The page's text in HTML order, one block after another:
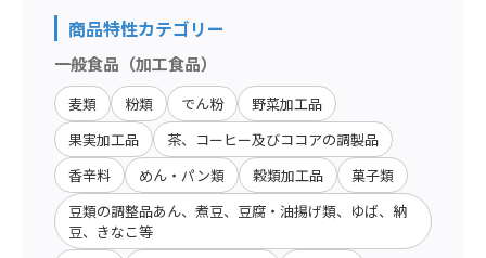
商品特性カテゴリー
一般食品（加工食品）
麦類 粉類 でん粉 野菜加工品
果実加工品 茶、コーヒー及びココアの調製品
香辛料 めん・パン類 穀類加工品 菓子類
豆類の調整品あん、煮豆、豆腐・油揚げ類、ゆば、納
豆、きなこ等